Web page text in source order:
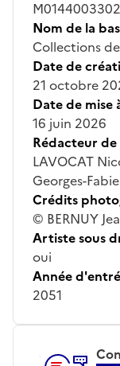
M0144003302
Nom de la
Collections
Date de
21 octobre
Date de mise
16 juin 2026
Rédacteur
LAVOCAT
Georges-
Crédits
© BERNUY
Artiste sous
oui
Année
2051